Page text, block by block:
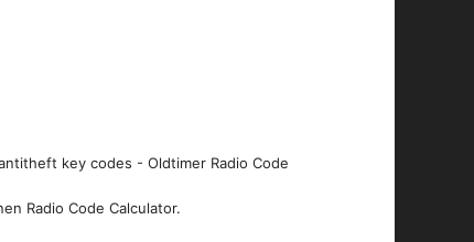
key codes - Oldtimer Radio Code
Radio Code Calculator.